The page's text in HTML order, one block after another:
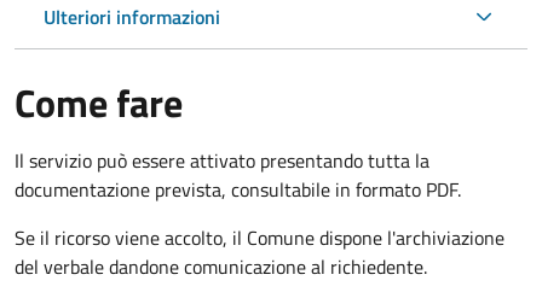
Ulteriori informazioni
Come fare
Il servizio può essere attivato presentando tutta la
documentazione prevista, consultabile in formato PDF.
Se il ricorso viene accolto, il Comune dispone l'archiviazione
del verbale dandone comunicazione al richiedente.